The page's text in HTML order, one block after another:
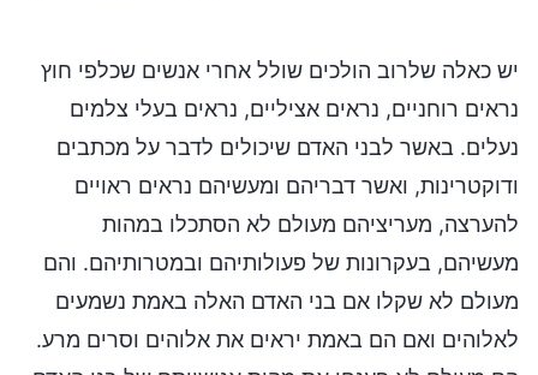
יש כאלה שלרוב הולכים שולל אחרי אנשים שכלפי חוץ
נראים רוחניים, נראים אציליים, נראים בעלי צלמים
נעלים. באשר לבני האדם שיכולים לדבר על מכתבים
ודוקטרינות, ואשר דבריהם ומעשיהם נראים ראויים
להערצה, מעריציהם מעולם לא הסתכלו במהות
מעשיהם, בעקרונות של פעולותיהם ובמטרותיהם. והם
מעולם לא שקלו אם בני האדם האלה באמת נשמעים
לאלוהים ואם הם באמת יראים את אלוהים וסרים מרע.